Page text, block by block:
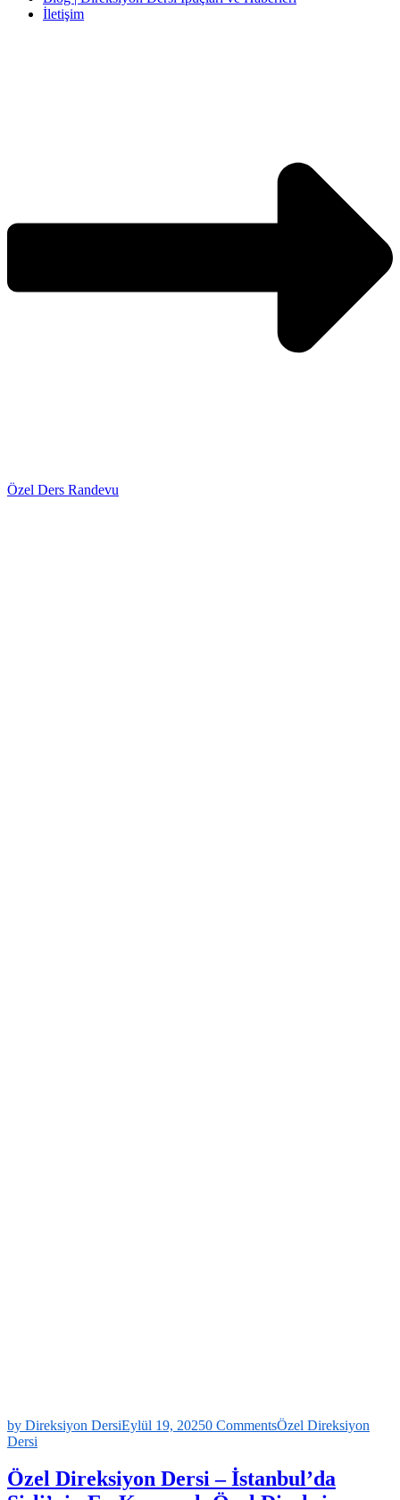
İletişim
Özel Ders Randevu
by Direksiyon DersiEylül 19, 20250 CommentsÖzel Direksiyon
Dersi
Özel Direksiyon Dersi – İstanbul’da